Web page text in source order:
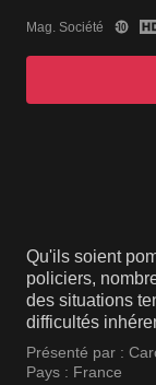
Mag. Société
Qu'ils soient
policiers,
des situations
difficultés
métier avec
secours des
Présenté par :
Pays : France